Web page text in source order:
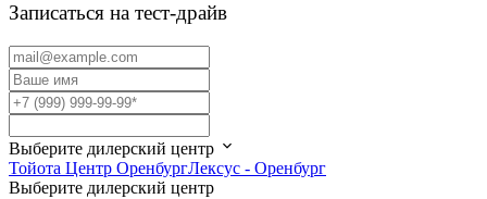
Записаться на тест-драйв
Выберите дилерский центр
Тойота Центр ОренбургЛексус - Оренбург
Выберите дилерский центр